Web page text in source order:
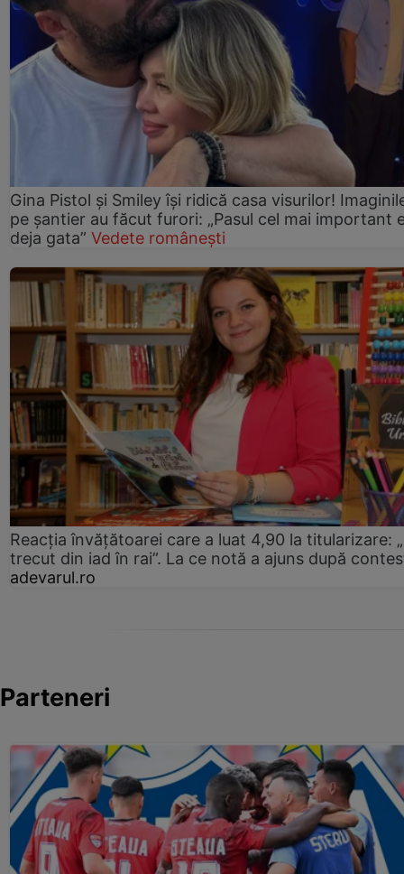
Gina Pistol și Smiley își ridică casa visurilor!
pe șantier au făcut furori: „Pasul cel mai important
deja gata” Vedete românești
Reacția învățătoarei care a luat 4,90 la titularizare:
trecut din iad în rai”. La ce notă a ajuns după
adevarul.ro
Parteneri